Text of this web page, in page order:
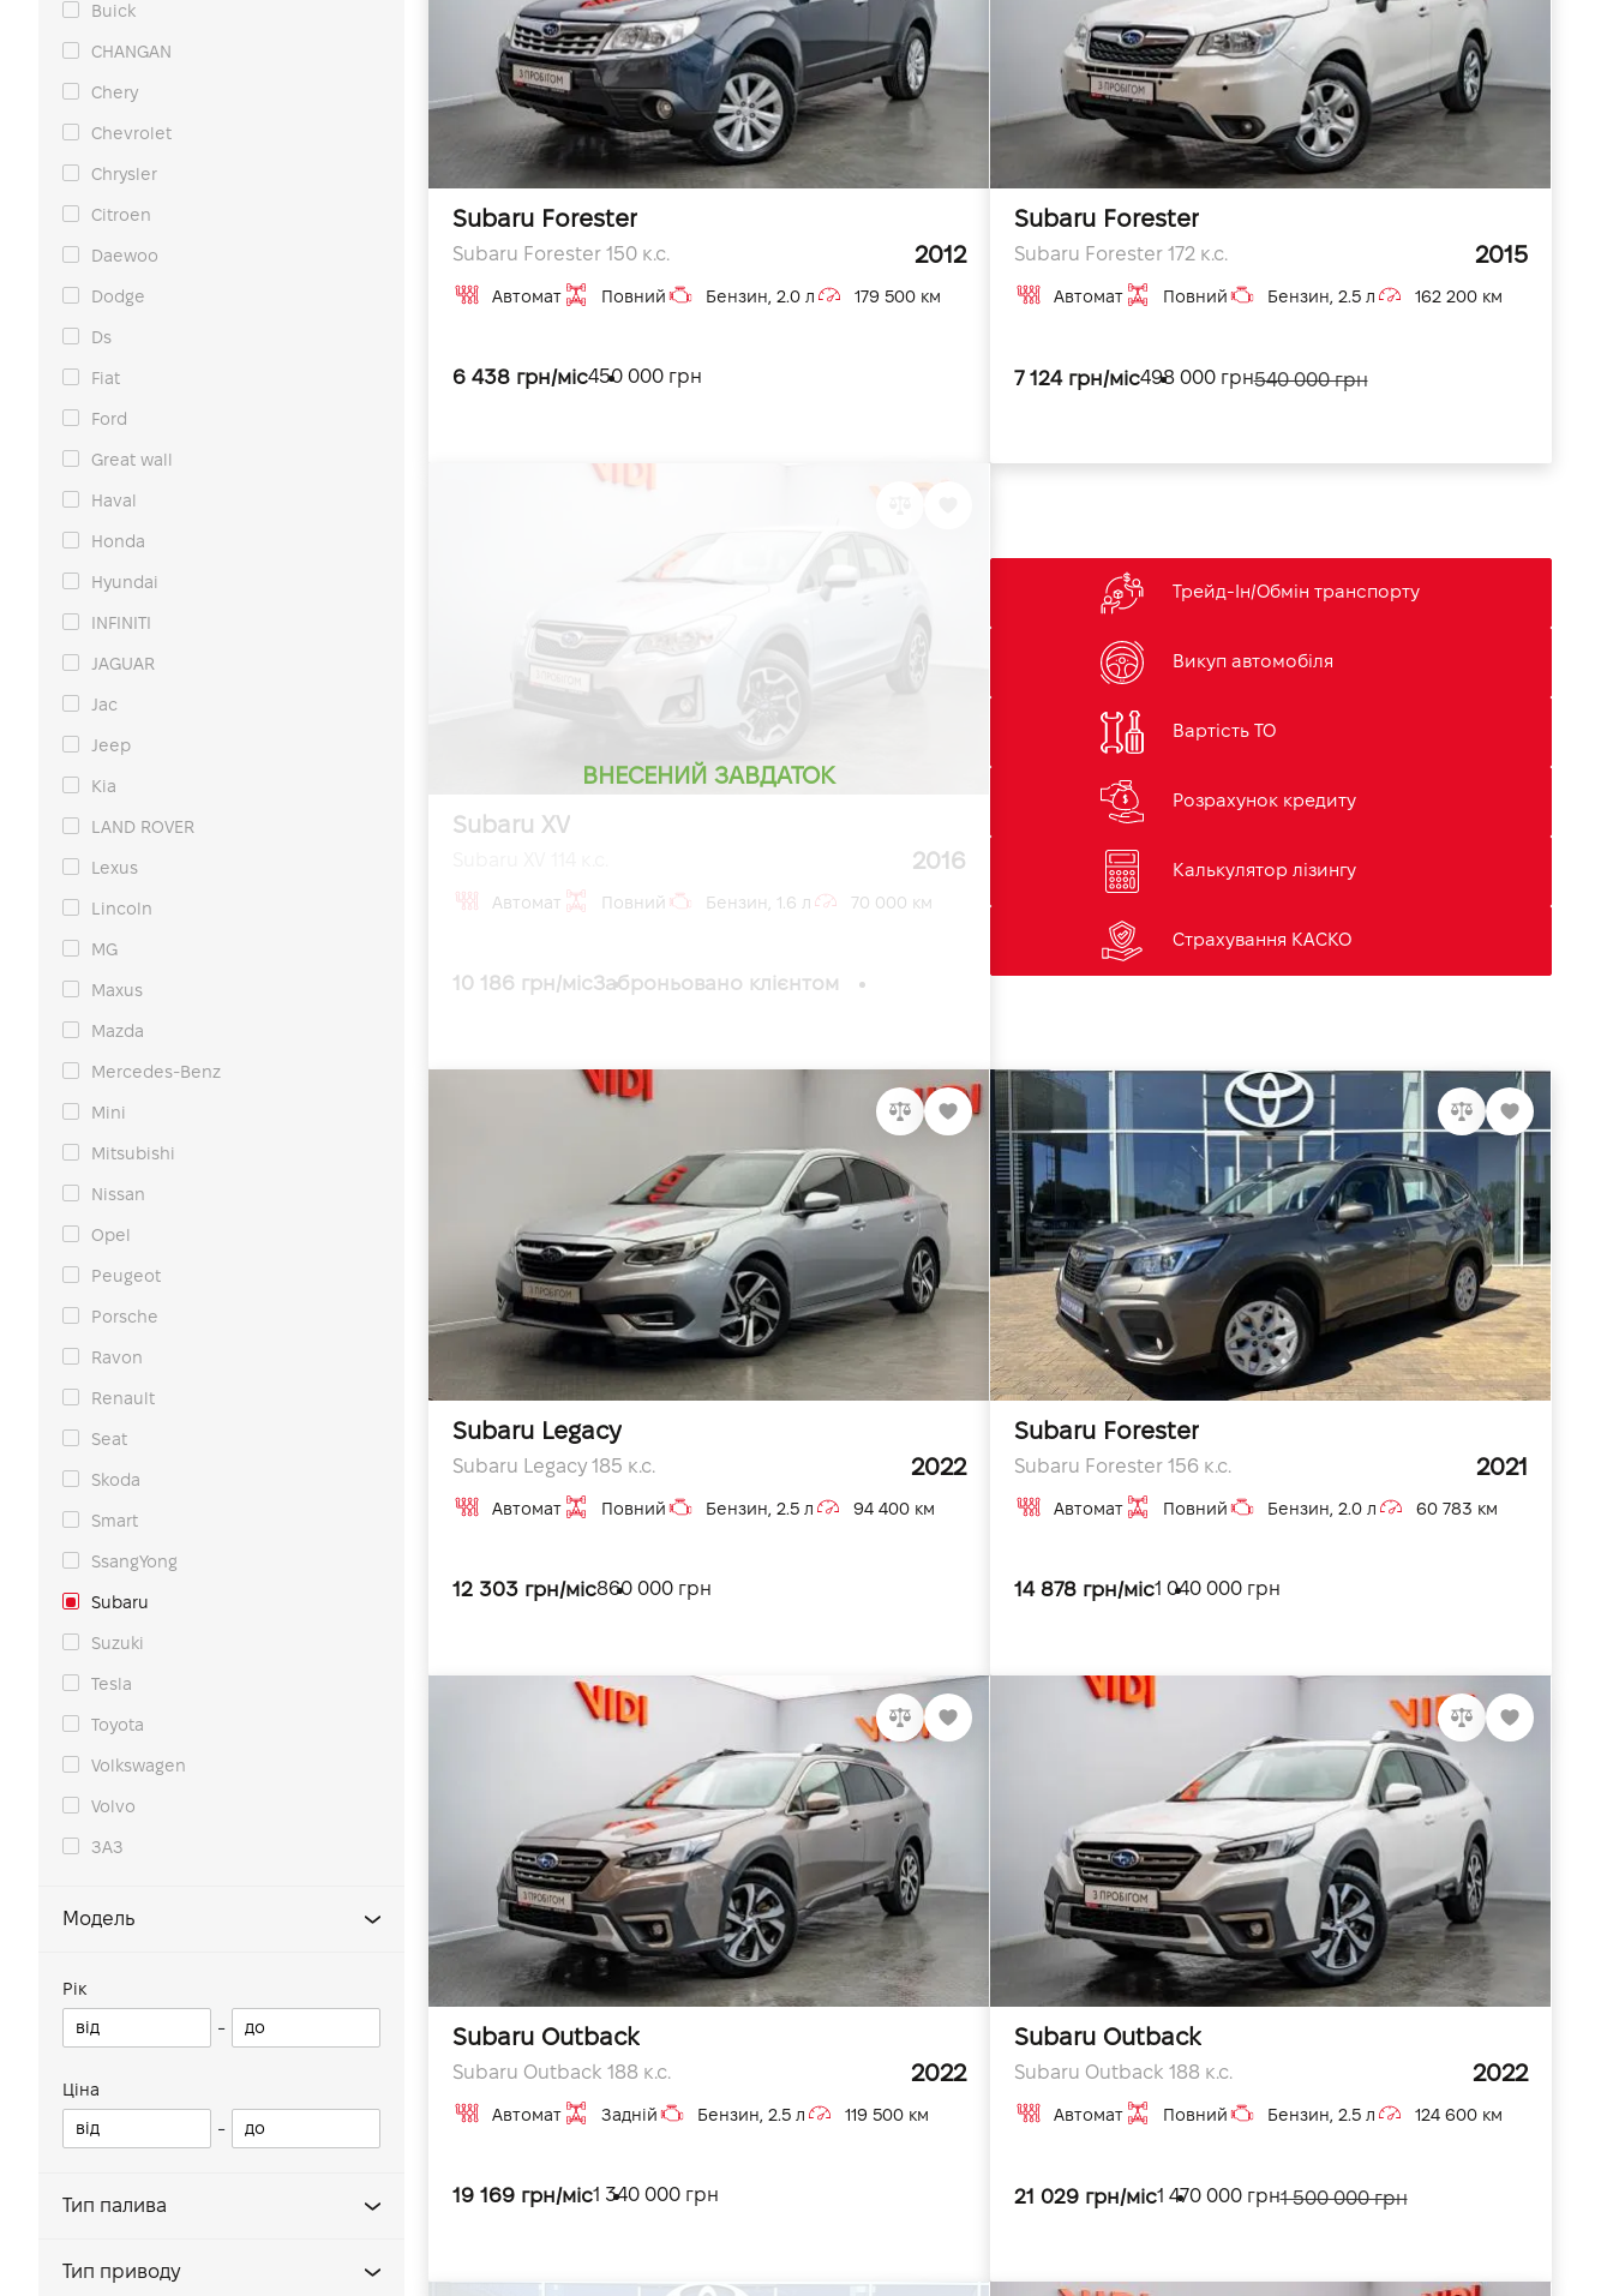
Buick
CHANGAN
Chery
Chevrolet
Chrysler
Citroen
Daewoo
Dodge
Ds
Fiat
Ford
Great wall
Haval
Honda
Hyundai
INFINITI
JAGUAR
Jac
Jeep
Kia
LAND ROVER
Lexus
Lincoln
MG
Maxus
Mazda
Mercedes-Benz
Mini
Mitsubishi
Nissan
Opel
Peugeot
Porsche
Ravon
Renault
Seat
Skoda
Smart
SsangYong
Subaru
Suzuki
Tesla
Toyota
Volkswagen
Volvo
ЗАЗ
Модель
Outback
XV
Legacy
Impreza
Рік
-
Ціна
-
Тип палива
Тип приводу
Subaru Forester
Subaru Forester 150 к.с. 2012
Автомат Повний Бензин, 2.0 л 179 500 км
6 438 грн/міс450 000 грн
Subaru Forester
Subaru Forester 172 к.с. 2015
Автомат Повний Бензин, 2.5 л 162 200 км
7 124 грн/міс498 000 грн540 000 грн
ВНЕСЕНИЙ ЗАВДАТОК
Subaru XV
2016
Автомат Повний Бензин, 1.6 л 70 000 км
10 186 грн/місЗаброньовано клієнтом
Трейд-Ін/Обмін транспорту
Викуп автомобіля
Вартість ТО
Розрахунок кредиту
Калькулятор лізингу
Страхування КАСКО
Subaru Legacy
Subaru Legacy 185 к.с. 2022
Автомат Повний Бензин, 2.5 л 94 400 км
12 303 грн/міс860 000 грн
Subaru Forester
Subaru Forester 156 к.с. 2021
Автомат Повний Бензин, 2.0 л 60 783 км
14 878 грн/міс1 040 000 грн
Subaru Outback
Subaru Outback 188 к.с. 2022
Автомат Задній Бензин, 2.5 л 119 500 км
19 169 грн/міс1 340 000 грн
Subaru Outback
Subaru Outback 188 к.с. 2022
Автомат Повний Бензин, 2.5 л 124 600 км
21 029 грн/міс1 470 000 грн1 500 000 грн